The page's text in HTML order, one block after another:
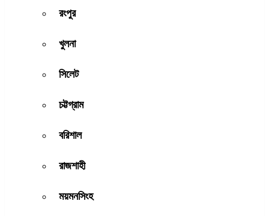
রংপুর
খুলনা
সিলেট
চট্টগ্রাম
বরিশাল
রাজশাহী
ময়মনসিংহ